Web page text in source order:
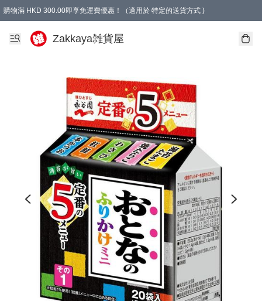
購物滿 HKD 300.00即享免運費優惠！（適用於 特定的送貨方式 )
Zakkaya雑貨屋